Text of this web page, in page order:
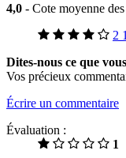
4,0 - Cote moyenne
2
Dites-nous ce que
Vos précieux
Écrire un commentaire
Évaluation :
1